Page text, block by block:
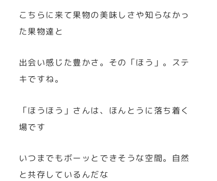
こちらに来て果物の美味しさや知らなかっ
た果物達と
出会い感じた豊かさ。その「ほう」。ステ
キですね。
「ほうほう」さんは、ほんとうに落ち着く
場です
いつまでもボーッとできそうな空間。自然
と共存しているんだな